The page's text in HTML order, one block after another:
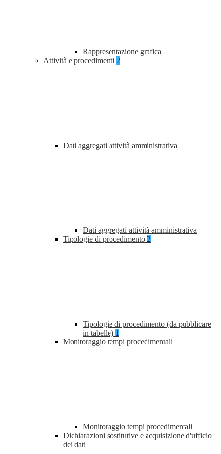
Rappresentazione grafica
Attività e procedimenti 2
Dati aggregati attività amministrativa
Dati aggregati attività amministrativa
Tipologie di procedimento 2
Tipologie di procedimento (da pubblicare
in tabelle) 1
Monitoraggio tempi procedimentali
Monitoraggio tempi procedimentali
Dichiarazioni sostitutive e acquisizione d'ufficio
dei dati